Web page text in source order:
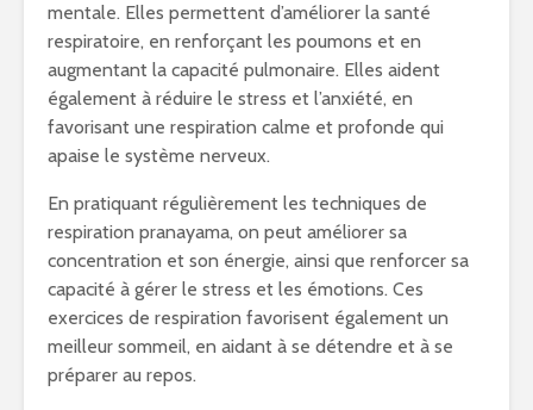
mentale. Elles permettent d’améliorer la santé
respiratoire, en renforçant les poumons et en
augmentant la capacité pulmonaire. Elles aident
également à réduire le stress et l’anxiété, en
favorisant une respiration calme et profonde qui
apaise le système nerveux.
En pratiquant régulièrement les techniques de
respiration pranayama, on peut améliorer sa
concentration et son énergie, ainsi que renforcer sa
capacité à gérer le stress et les émotions. Ces
exercices de respiration favorisent également un
meilleur sommeil, en aidant à se détendre et à se
préparer au repos.